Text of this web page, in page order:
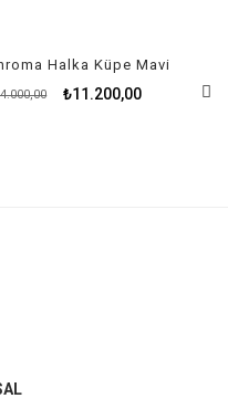
Halka Küpe Mavi
₺11.200,00